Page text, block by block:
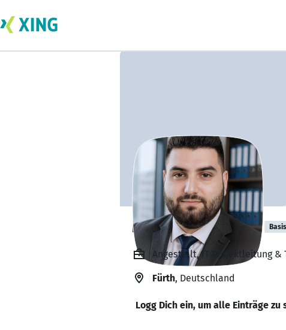
Mustafa Erdogan Basis
Angestellt, IT Projektleitung &
Fürth, Deutschland
Logg Dich ein, um alle Einträge zu